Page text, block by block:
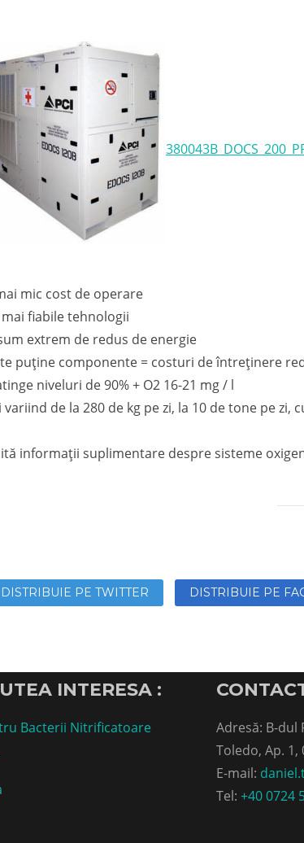
mic cost de operare
mai fiabile tehnologii
extrem de redus de energie
puține componente = costuri de întreținere
niveluri de 90% + O2 16-21 mg / l
variind de la 280 de kg pe zi, la 10 de tone pe zi,
informații suplimentare despre sisteme
DISTRIBUIE PE TWITTER DISTRIBUIE PE
INTERESA :
Bacterii Nitrificatoare
Adresă: B-dul
Toledo, Ap. 1,
E-mail:
Tel: +40 0724